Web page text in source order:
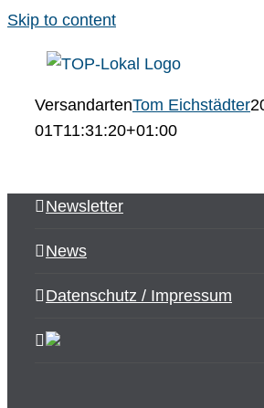
Skip to content
VersandartenTom Eichstädter
01T11:31:20+01:00
Newsletter
News
Datenschutz / Impressum